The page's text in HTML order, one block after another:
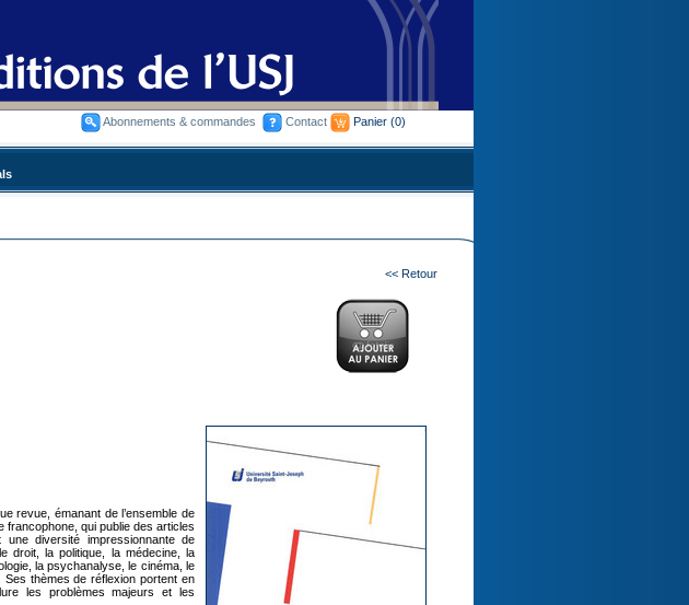
Abonnements & commandes Contact Panier (0)
<< Retour
revue, émanant de l’ensemble de
francophone, qui publie des articles
diversité impressionnante de
droit, la politique, la médecine, la
la psychanalyse, le cinéma, le
thèmes de réflexion portent en
les problèmes majeurs et les